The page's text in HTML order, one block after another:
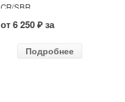
CR/SBR
от 6 250 ₽ за
Подробнее